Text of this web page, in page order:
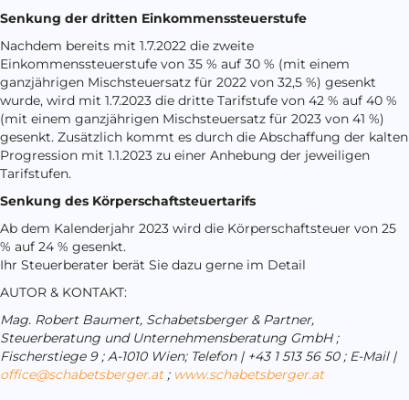
Senkung der dritten Einkommenssteuerstufe
Nachdem bereits mit 1.7.2022 die zweite
Einkommenssteuerstufe von 35 % auf 30 % (mit einem
ganzjährigen Mischsteuersatz für 2022 von 32,5 %) gesenkt
wurde, wird mit 1.7.2023 die dritte Tarifstufe von 42 % auf 40 %
(mit einem ganzjährigen Mischsteuersatz für 2023 von 41 %)
gesenkt. Zusätzlich kommt es durch die Abschaffung der kalten
Progression mit 1.1.2023 zu einer Anhebung der jeweiligen
Tarifstufen.
Senkung des Körperschaftsteuertarifs
Ab dem Kalenderjahr 2023 wird die Körperschaftsteuer von 25
% auf 24 % gesenkt.
Ihr Steuerberater berät Sie dazu gerne im Detail
AUTOR & KONTAKT:
Mag. Robert Baumert, Schabetsberger & Partner,
Steuerberatung und Unternehmensberatung GmbH ;
Fischerstiege 9 ; A-1010 Wien; Telefon | +43 1 513 56 50 ; E-Mail |
office@schabetsberger.at; www.schabetsberger.at